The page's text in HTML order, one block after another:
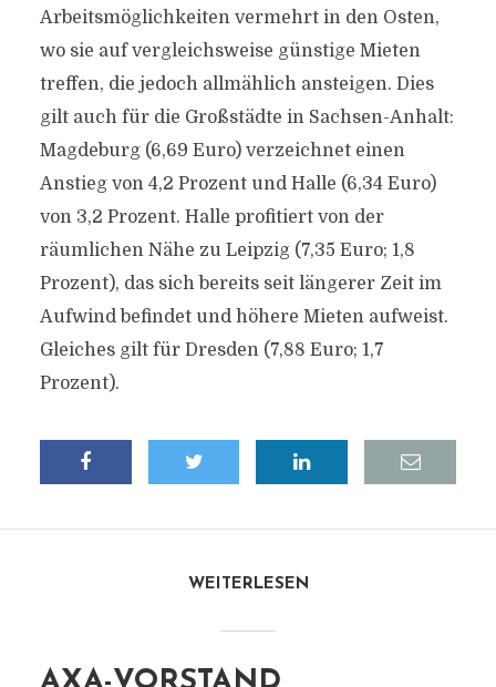
Arbeitsmöglichkeiten vermehrt in den Osten,
wo sie auf vergleichsweise günstige Mieten
treffen, die jedoch allmählich ansteigen. Dies
gilt auch für die Großstädte in Sachsen-Anhalt:
Magdeburg (6,69 Euro) verzeichnet einen
Anstieg von 4,2 Prozent und Halle (6,34 Euro)
von 3,2 Prozent. Halle profitiert von der
räumlichen Nähe zu Leipzig (7,35 Euro; 1,8
Prozent), das sich bereits seit längerer Zeit im
Aufwind befindet und höhere Mieten aufweist.
Gleiches gilt für Dresden (7,88 Euro; 1,7
Prozent).
WEITERLESEN